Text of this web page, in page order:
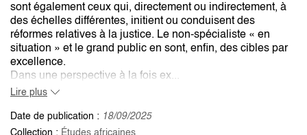
sont également ceux qui, directement ou indirectement, à
des échelles différentes, initient ou conduisent des
réformes relatives à la justice. Le non-spécialiste « en
situation » et le grand public en sont, enfin, des cibles par
excellence.
Dans une perspective à la fois ex...
Lire plus
Date de publication : 18/09/2025
Collection : Études africaines